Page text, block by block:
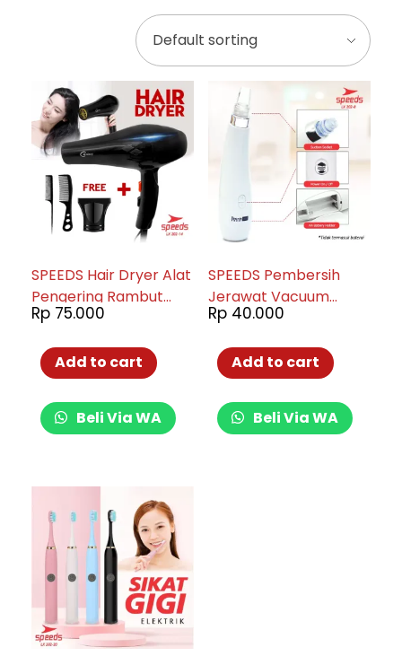
SPEEDS Hair Dryer Alat
Pengering Rambut
Hair Dryer Multifungsi
Haircare 202-14
Rp 75.000
Add to cart
Beli Via WA
SPEEDS Pembersih
Jerawat Vacuum
Cleaner Elektrik Black
Wajah 202-8
Rp40.000
Add to cart
Beli Via WA